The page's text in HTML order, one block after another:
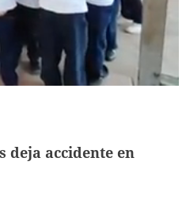
deja accidente en